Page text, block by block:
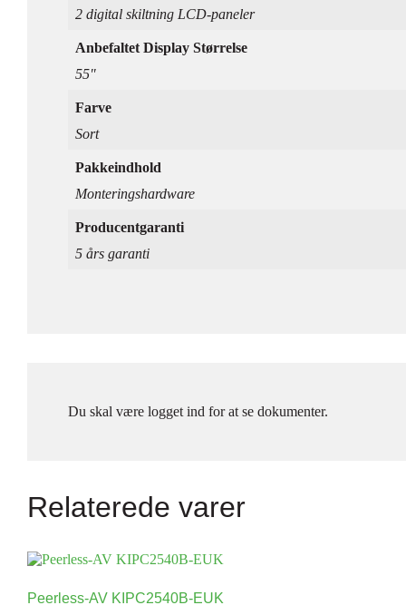
2 digital skiltning LCD-paneler
Anbefaltet Display Størrelse
55"
Farve
Sort
Pakkeindhold
Monteringshardware
Producentgaranti
5 års garanti
Du skal være logget ind for at se dokumenter.
Relaterede varer
Peerless-AV KIPC2540B-EUK